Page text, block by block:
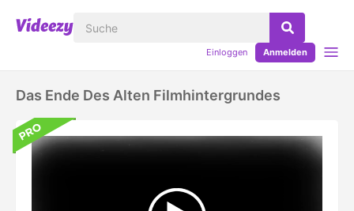
Einloggen Anmelden
Das Ende Des Alten Filmhintergrundes